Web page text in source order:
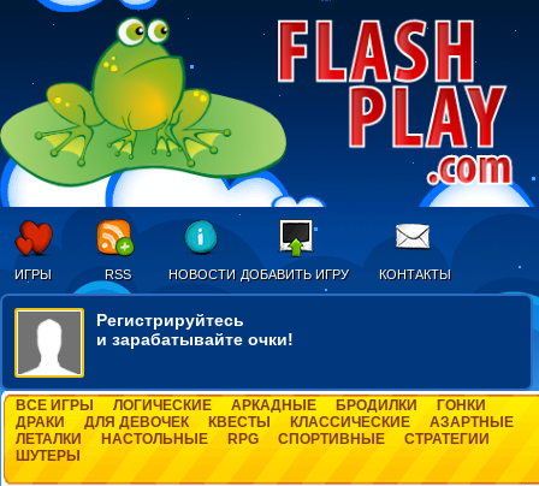
ИГРЫ RSS НОВОСТИ ДОБАВИТЬ ИГРУ КОНТАКТЫ
Регистрируйтесь
и зарабатывайте очки!
ВСЕ ИГРЫ ЛОГИЧЕСКИЕ АРКАДНЫЕ БРОДИЛКИ
ГОНКИ
ДРАКИ
ДЛЯ ДЕВОЧЕК КВЕСТЫ КЛАССИЧЕСКИЕ
АЗАРТНЫЕ
ЛЕТАЛКИ
НАСТОЛЬНЫЕ RPG СПОРТИВНЫЕ
СТРАТЕГИИ
ШУТЕРЫ